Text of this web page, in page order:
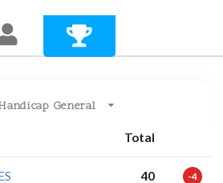
General
Total
40 -4